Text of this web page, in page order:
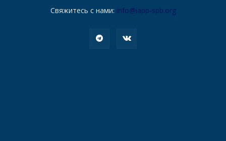
Свяжитесь с нами: info@iapp-spb.org